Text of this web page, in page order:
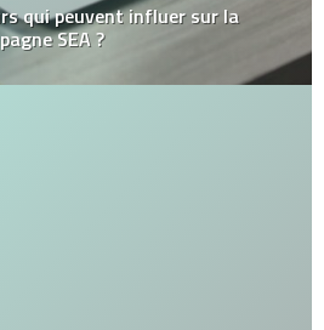
qui peuvent influer sur la
SEA ?